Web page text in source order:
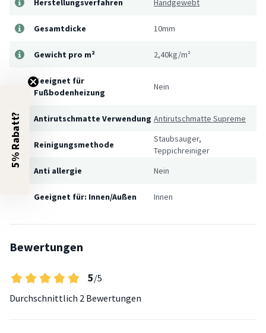
Herstellungsverfahren Handgewebt
Gesamtdicke 10mm
Gewicht pro m² 2,40kg/m²
Geeignet für
Fußbodenheizung
Nein
Antirutschmatte Verwendung Antirutschmatte Supreme
Reinigungsmethode
Staubsauger,
Teppichreiniger
Anti allergie
Nein
Geeignet für: Innen/Außen Innen
Bewertungen
5/5
Durchschnittlich 2 Bewertungen
5% Rabatt?